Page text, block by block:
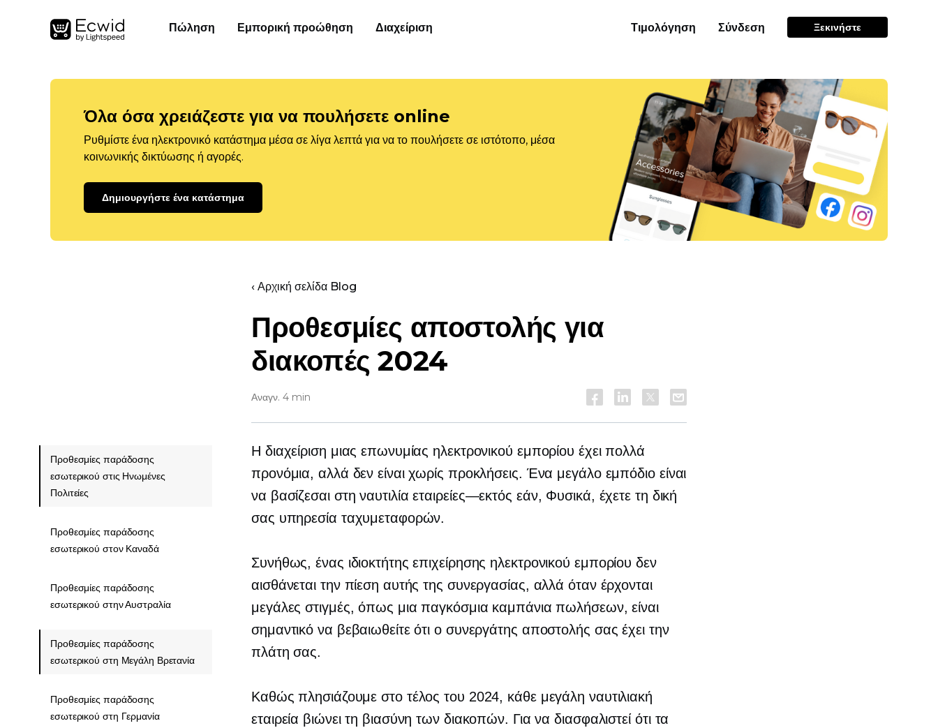
Πώληση Εμπορική προώθηση Διαχείριση Τιμολόγηση Σύνδεση Ξεκινήστε
Όλα όσα χρειάζεστε για να πουλήσετε online
Ρυθμίστε ένα ηλεκτρονικό κατάστημα μέσα σε λίγα λεπτά για να το πουλήσετε σε ιστότοπο, μέσα
κοινωνικής δικτύωσης ή αγορές.
Δημιουργήστε ένα κατάστημα
‹ Αρχική σελίδα Blog
Προθεσμίες αποστολής για
διακοπές 2024
Αναγν. 4 min
Η διαχείριση μιας επωνυμίας ηλεκτρονικού εμπορίου έχει πολλά
προνόμια, αλλά δεν είναι χωρίς προκλήσεις. Ένα μεγάλο εμπόδιο είναι
να βασίζεσαι στη ναυτιλίαεταιρείες—εκτός εάν, Φυσικά, έχετε τη δική
σας υπηρεσία ταχυμεταφορών.
Συνήθως, ένας ιδιοκτήτης επιχείρησης ηλεκτρονικού εμπορίου δεν
αισθάνεται την πίεση αυτής της συνεργασίας, αλλά όταν έρχονται
μεγάλες στιγμές, όπως μια παγκόσμια καμπάνια πωλήσεων, είναι
σημαντικό να βεβαιωθείτε ότι ο συνεργάτης αποστολής σας έχει την
πλάτη σας.
Καθώς πλησιάζουμε στο τέλος του 2024, κάθε μεγάλη ναυτιλιακή
εταιρεία βιώνει τη βιασύνη των διακοπών. Για να διασφαλιστεί ότι τα
Προθεσμίες παράδοσης
εσωτερικού στις Ηνωμένες
Πολιτείες
Προθεσμίες παράδοσης
εσωτερικού στον Καναδά
Προθεσμίες παράδοσης
εσωτερικού στην Αυστραλία
Προθεσμίες παράδοσης
εσωτερικού στη Μεγάλη Βρετανία
Προθεσμίες παράδοσης
εσωτερικού στη Γερμανία